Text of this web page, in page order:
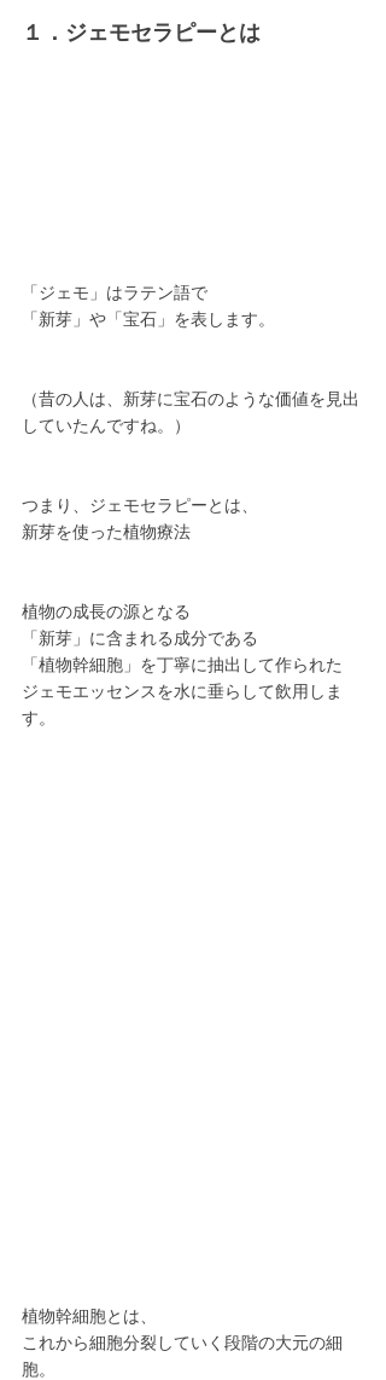
１．ジェモセラピーとは
「ジェモ」はラテン語で
「新芽」や「宝石」を表します。
（昔の人は、新芽に宝石のような価値を見出
していたんですね。）
つまり、ジェモセラピーとは、
新芽を使った植物療法
植物の成長の源となる
「新芽」に含まれる成分である
「植物幹細胞」を丁寧に抽出して作られた
ジェモエッセンスを水に垂らして飲用しま
す。
植物幹細胞とは、
これから細胞分裂していく段階の大元の細
胞。